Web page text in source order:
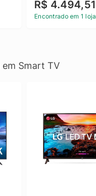
Linux - Preto
R$ 4.494,51
Encontrado em 1 loja
Smart TV